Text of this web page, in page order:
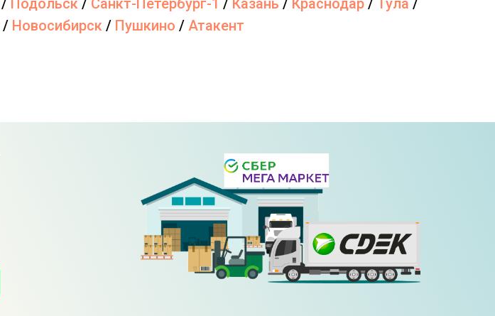
/ Подольск / Санкт-Петербург-1 / Казань / Краснодар / Тула /
/ Новосибирск/ Пушкино / Атакент